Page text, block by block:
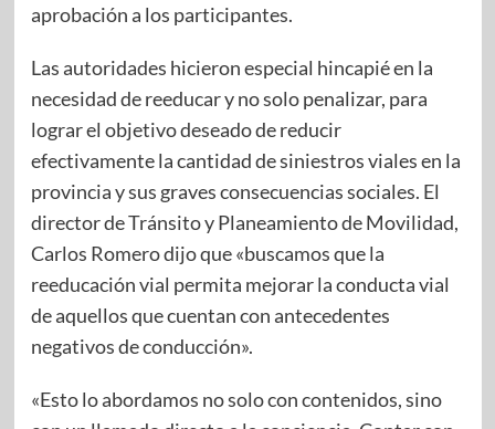
aprobación a los participantes.
Las autoridades hicieron especial hincapié en la
necesidad de reeducar y no solo penalizar, para
lograr el objetivo deseado de reducir
efectivamente la cantidad de siniestros viales en la
provincia y sus graves consecuencias sociales. El
director de Tránsito y Planeamiento de Movilidad,
Carlos Romero dijo que «buscamos que la
reeducación vial permita mejorar la conducta vial
de aquellos que cuentan con antecedentes
negativos de conducción».
«Esto lo abordamos no solo con contenidos, sino